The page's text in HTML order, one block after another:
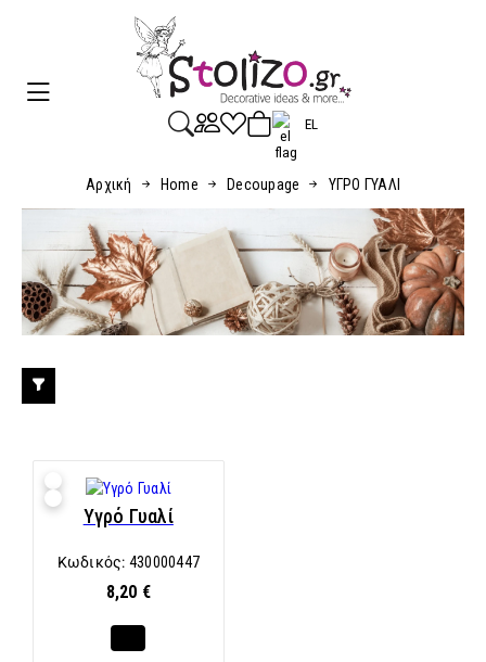
EL
Αρχική Home Decoupage ΥΓΡΟ ΓΥΑΛΙ
Υγρό Γυαλί
Κωδικός: 430000447
8,20 €